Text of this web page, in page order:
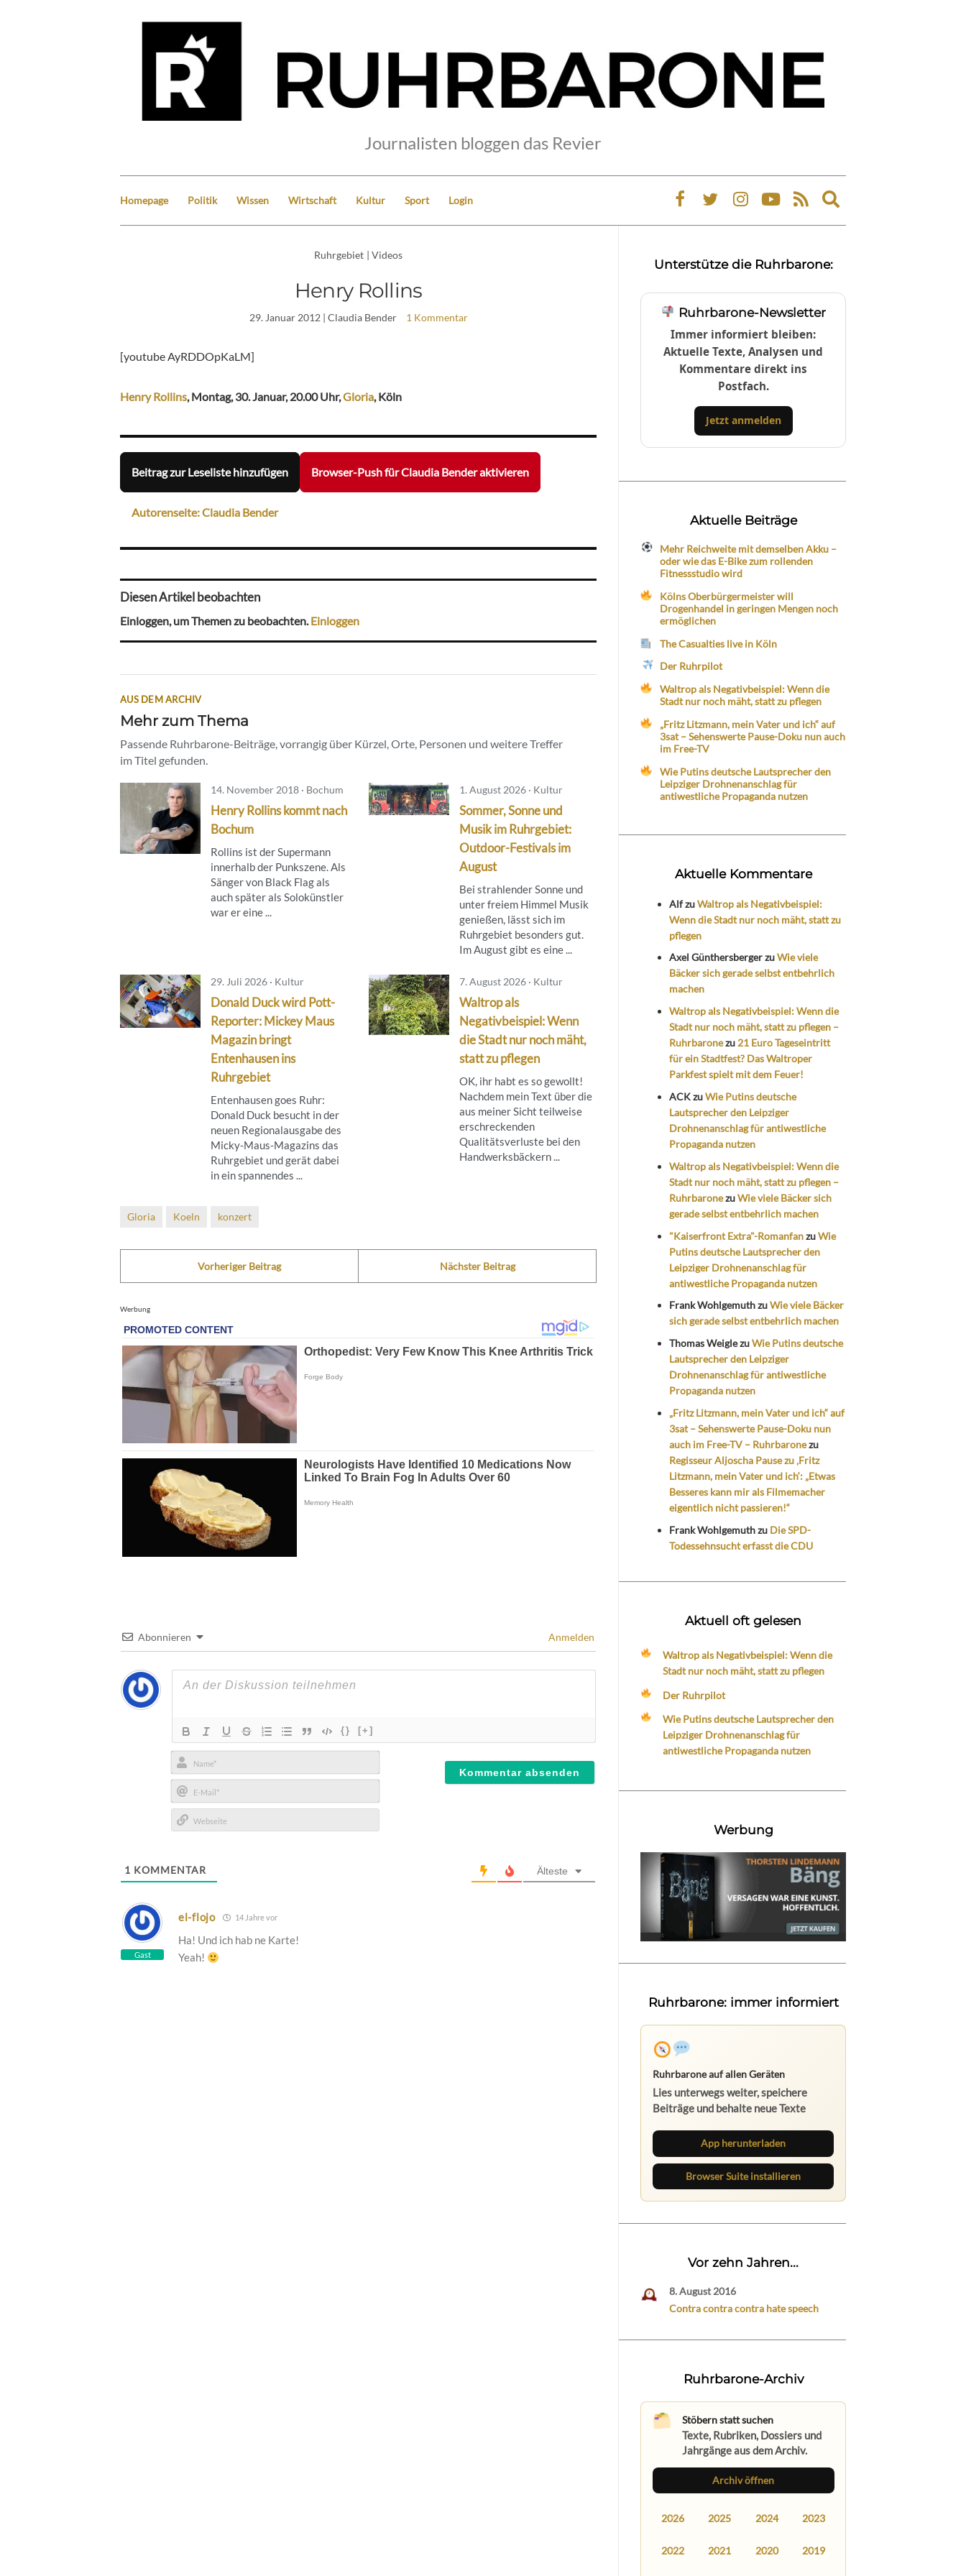
Journalisten bloggen das Revier
Homepage Politik Wissen Wirtschaft Kultur Sport Login
Expand
search
Ruhrgebiet | Videos
Henry Rollins
29. Januar 2012| Claudia Bender 1 Kommentar
[youtube AyRDDOpKaLM]
Henry Rollins, Montag, 30. Januar, 20.00 Uhr,Gloria, Köln
Beitrag zur Leseliste hinzufügen Browser-Push für Claudia Bender aktivieren
Autorenseite: Claudia Bender
Diesen Artikel beobachten
Einloggen, um Themen zu beobachten.Einloggen
AUS DEM ARCHIV
Mehr zum Thema
Passende Ruhrbarone-Beiträge, vorrangig über Kürzel, Orte, Personen und weitere Treffer
im Titel gefunden.
14. November 2018 · Bochum
Henry Rollins kommt nach
Bochum
Rollins ist der Supermann
innerhalb der Punkszene. Als
Sänger von Black Flag als
auch später als Solokünstler
war er eine ...
1. August 2026 · Kultur
Sommer, Sonne und
Musik im Ruhrgebiet:
Outdoor-Festivals im
August
Bei strahlender Sonne und
unter freiem Himmel Musik
genießen, lässt sich im
Ruhrgebiet besonders gut.
Im August gibt es eine ...
29. Juli 2026 · Kultur
Donald Duck wird Pott-
Reporter: Mickey Maus
Magazin bringt
Entenhausen ins
Ruhrgebiet
Entenhausen goes Ruhr:
Donald Duck besucht in der
neuen Regionalausgabe des
Micky‑Maus‑Magazins das
Ruhrgebiet und gerät dabei
in ein spannendes ...
7. August 2026 · Kultur
Waltrop als
Negativbeispiel: Wenn
die Stadt nur noch mäht,
statt zu pflegen
OK, ihr habt es so gewollt!
Nachdem mein Text über die
aus meiner Sicht teilweise
erschreckenden
Qualitätsverluste bei den
Handwerksbäckern ...
Gloria Koeln konzert
Vorheriger Beitrag Nächster Beitrag
Werbung
Abonnieren Anmelden
{} [+]
Name*
E-
Mail*
1 KOMMENTAR Älteste
Gast
el-flojo 14 Jahre vor
Ha! Und ich hab ne Karte!
Yeah!
Unterstütze die Ruhrbarone:
Ruhrbarone-Newsletter
Immer informiert bleiben:
Aktuelle Texte, Analysen und
Kommentare direkt ins
Postfach.
Jetzt anmelden
Aktuelle Beiträge
Mehr Reichweite mit demselben Akku –
oder wie das E-Bike zum rollenden
Fitnessstudio wird
Kölns Oberbürgermeister will
Drogenhandel in geringen Mengen noch
ermöglichen
The Casualties live in Köln
Der Ruhrpilot
Waltrop als Negativbeispiel: Wenn die
Stadt nur noch mäht, statt zu pflegen
„Fritz Litzmann, mein Vater und ich“ auf
3sat – Sehenswerte Pause-Doku nun auch
im Free-TV
Wie Putins deutsche Lautsprecher den
Leipziger Drohnenanschlag für
antiwestliche Propaganda nutzen
Aktuelle Kommentare
AlfzuWaltrop als Negativbeispiel:
Wenn die Stadt nur noch mäht, statt zu
pflegen
Axel GünthersbergerzuWie viele
Bäcker sich gerade selbst entbehrlich
machen
Waltrop als Negativbeispiel: Wenn die
Stadt nur noch mäht, statt zu pflegen –
Ruhrbaronezu 21 Euro Tageseintritt
für ein Stadtfest? Das Waltroper
Parkfest spielt mit dem Feuer!
ACKzuWie Putins deutsche
Lautsprecher den Leipziger
Drohnenanschlag für antiwestliche
Propaganda nutzen
Waltrop als Negativbeispiel: Wenn die
Stadt nur noch mäht, statt zu pflegen –
RuhrbaronezuWie viele Bäcker sich
gerade selbst entbehrlich machen
"Kaiserfront Extra"-RomanfanzuWie
Putins deutsche Lautsprecher den
Leipziger Drohnenanschlag für
antiwestliche Propaganda nutzen
Frank WohlgemuthzuWie viele Bäcker
sich gerade selbst entbehrlich machen
Thomas WeiglezuWie Putins deutsche
Lautsprecher den Leipziger
Drohnenanschlag für antiwestliche
Propaganda nutzen
„Fritz Litzmann, mein Vater und ich“ auf
3sat – Sehenswerte Pause-Doku nun
auch im Free-TV – Ruhrbaronezu
Regisseur Aljoscha Pause zu ‚Fritz
Litzmann, mein Vater und ich‘: „Etwas
Besseres kann mir als Filmemacher
eigentlich nicht passieren!“
Frank Wohlgemuthzu Die SPD-
Todessehnsucht erfasst die CDU
Aktuell oft gelesen
Waltrop als Negativbeispiel: Wenn die
Stadt nur noch mäht, statt zu pflegen
Der Ruhrpilot
Wie Putins deutsche Lautsprecher den
Leipziger Drohnenanschlag für
antiwestliche Propaganda nutzen
Werbung
Ruhrbarone: immer informiert
Ruhrbarone auf allen Geräten
Lies unterwegs weiter, speichere
Beiträge und behalte neue Texte
App herunterladen
Browser Suite installieren
Vor zehn Jahren...
8. August 2016
Contra contra contra hate speech
Ruhrbarone-Archiv
Stöbern statt suchen
Texte, Rubriken, Dossiers und
Jahrgänge aus dem Archiv.
Archiv öffnen
2026 2025 2024 2023
2022 2021 2020 2019